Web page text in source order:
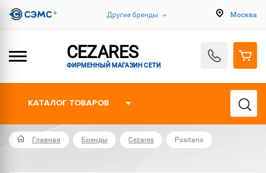
Другие бренды Москва
CEZARES
ФИРМЕННЫЙ МАГАЗИН СЕТИ
КАТАЛОГ ТОВАРОВ
Главная Бренды Cezares Positano